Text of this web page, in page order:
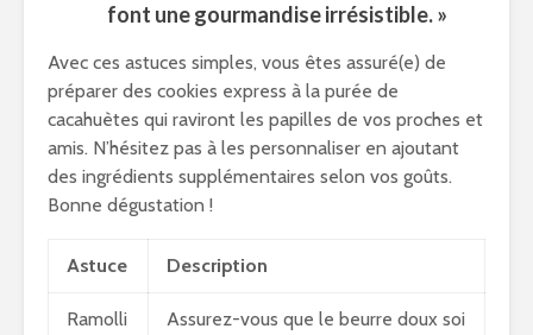
font une gourmandise irrésistible. »
Avec ces astuces simples, vous êtes assuré(e) de
préparer des cookies express à la purée de
cacahuètes qui raviront les papilles de vos proches et
amis. N’hésitez pas à les personnaliser en ajoutant
des ingrédients supplémentaires selon vos goûts.
Bonne dégustation !
Astuce Description
Ramolli
Assurez-vous que le beurre doux soi